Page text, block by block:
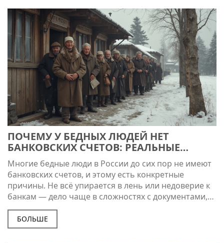
Главное — четкие инструкции и никакой лишней
воды.
ПОЧЕМУ У БЕДНЫХ ЛЮДЕЙ НЕТ
БАНКОВСКИХ СЧЕТОВ: РЕАЛЬНЫЕ
ПРИЧИНЫ И ЧТО МОЖНО СДЕЛАТЬ
Многие бедные люди в России до сих пор не имеют
банковских счетов, и этому есть конкретные
причины. Не всё упирается в лень или недоверие к
банкам — дело чаще в сложностях с документами,
высоких комиссиях и банальном отсутствии
удобных офисов поблизости. В этой статье
разберём самые частые причины отказа от
БОЛЬШЕ